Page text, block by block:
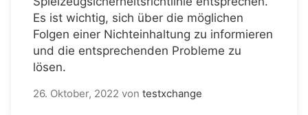
Es ist wichtig, sich über die möglichen
Folgen einer Nichteinhaltung zu informieren
und die entsprechenden Probleme zu
lösen.
26. Oktober, 2022 von testxchange